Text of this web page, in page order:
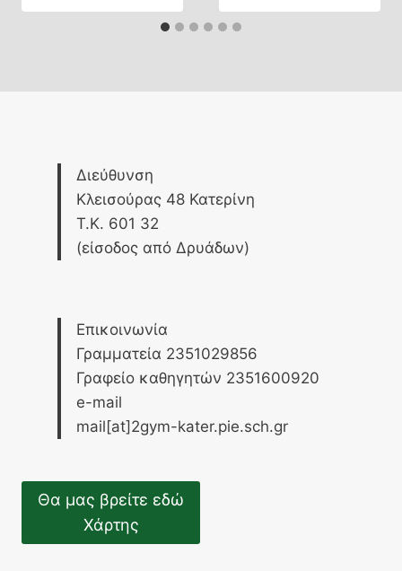
Διεύθυνση
Κλεισούρας 48 Κατερίνη
Τ.Κ. 601 32
(είσοδος από Δρυάδων)
Επικοινωνία
Γραμματεία 2351029856
Γραφείο καθηγητών 2351600920
e-mail
mail[at]2gym-kater.pie.sch.gr
Θα μας βρείτε εδώ
Χάρτης